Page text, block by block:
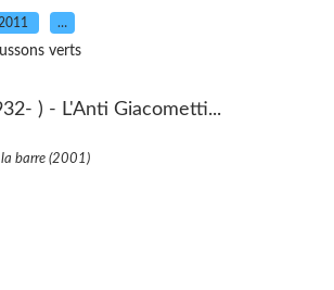
…
verts
barre (2001)